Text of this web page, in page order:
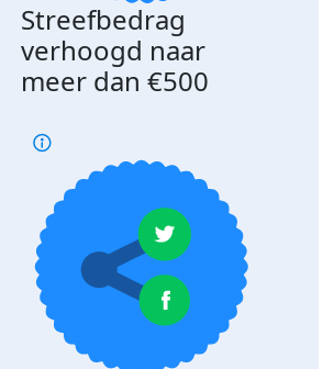
Streefbedrag
verhoogd naar
meer dan €500